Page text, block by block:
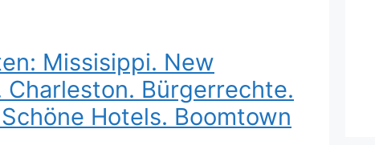
Missisippi. New
Charleston. Bürgerrechte.
Hotels. Boomtown